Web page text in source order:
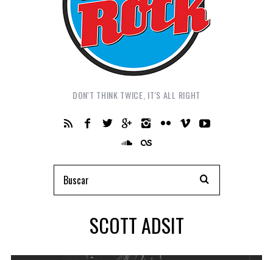
DON'T THINK TWICE, IT'S ALL RIGHT
SCOTT ADSIT